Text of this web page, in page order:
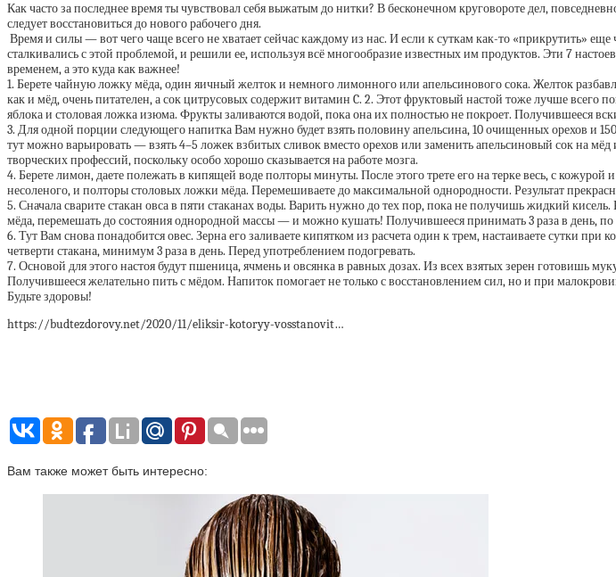
Как часто за последнее время ты чувствовал себя выжатым до нитки? В бесконечном круговороте дел,
следует восстановиться до нового рабочего дня.
Время и силы — вот чего чаще всего не хватает сейчас каждому из нас. И если к суткам как-то «прикрутить»
сталкивались с этой проблемой, и решили ее, используя всё многообразие известных им продуктов. Эти 7
временем, а это куда как важнее!
1. Берете чайную ложку мёда, один яичный желток и немного лимонного или апельсинового сока. Желток
как и мёд, очень питателен, а сок цитрусовых содержит витамин C. 2. Этот фруктовый настой тоже лучше
яблока и столовая ложка изюма. Фрукты заливаются водой, пока она их полностью не покроет. Получившееся
3. Для одной порции следующего напитка Вам нужно будет взять половину апельсина, 10 очищенных орехов и
тут можно варьировать — взять 4–5 ложек взбитых сливок вместо орехов или заменить апельсиновый сок на
творческих профессий, поскольку особо хорошо сказывается на работе мозга.
4. Берете лимон, даете полежать в кипящей воде полторы минуты. После этого трете его на терке весь, с
несоленого, и полторы столовых ложки мёда. Перемешиваете до максимальной однородности. Результат
5. Сначала сварите стакан овса в пяти стаканах воды. Варить нужно до тех пор, пока не получишь жидкий
мёда, перемешать до состояния однородной массы — и можно кушать! Получившееся принимать 3 раза в день, по
6. Тут Вам снова понадобится овес. Зерна его заливаете кипятком из расчета один к трем, настаиваете сутки
четверти стакана, минимум 3 раза в день. Перед употреблением подогревать.
7. Основой для этого настоя будут пшеница, ячмень и овсянка в равных дозах. Из всех взятых зерен готовишь
Получившееся желательно пить с мёдом. Напиток помогает не только с восстановлением сил, но и при
Будьте здоровы!
https://budtezdorovy.net/2020/11/eliksir-kotoryy-vosstanovit…
Вам также может быть интересно: